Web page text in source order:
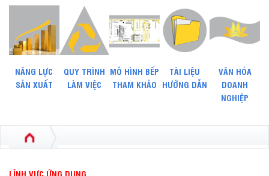
NĂNG LỰC
SẢN XUẤT
QUY TRÌNH
LÀM VIỆC
MÔ HÌNH BẾP
THAM KHẢO
TÀI LIỆU
HƯỚNG DẪN
VĂN HÓA
DOANH
NGHIỆP
LĨNH VỰC ỨNG DỤNG